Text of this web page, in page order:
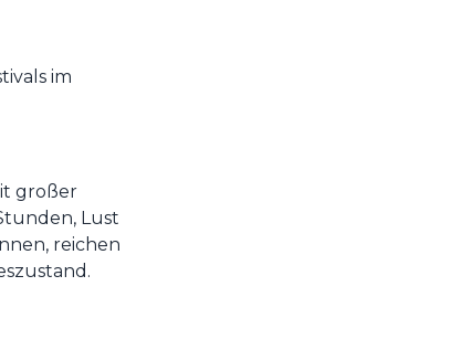
im
großer
Lust
reichen